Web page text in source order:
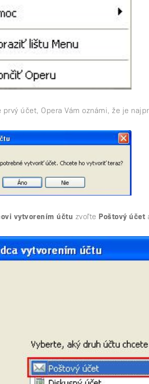
prvý účet, Opera Vám oznámi, že je
vytvorením účtu zvoľte Poštový účet